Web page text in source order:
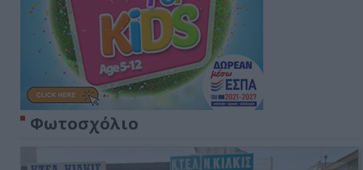
Φωτοσχόλιο